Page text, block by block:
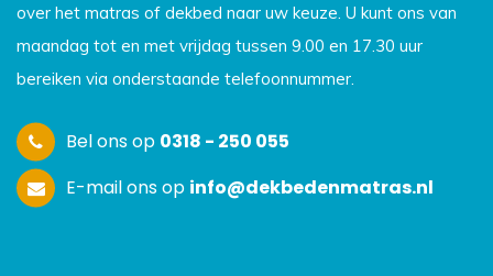
over het matras of dekbed naar uw keuze. U kunt ons van
maandag tot en met vrijdag tussen 9.00 en 17.30 uur
bereiken via onderstaande telefoonnummer.
Bel ons op 0318 - 250 055
E-mail ons op info@dekbedenmatras.nl